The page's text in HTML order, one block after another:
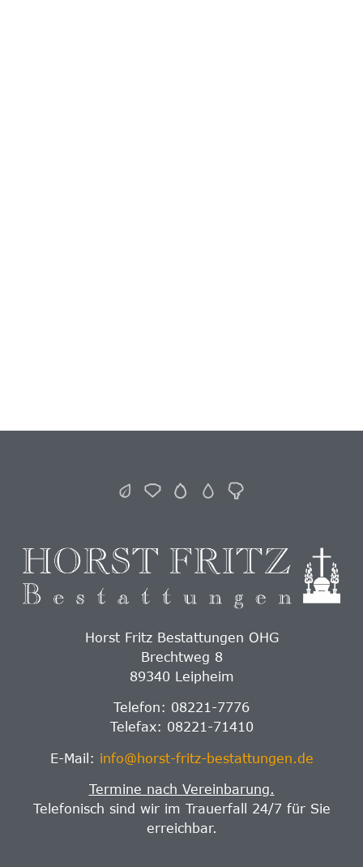
Horst Fritz Bestattungen OHG
Brechtweg 8
89340 Leipheim
Telefon: 08221-7776
Telefax: 08221-71410
E-Mail: info@horst-fritz-bestattungen.de
Termine nach Vereinbarung.
Telefonisch sind wir im Trauerfall 24/7 für Sie
erreichbar.